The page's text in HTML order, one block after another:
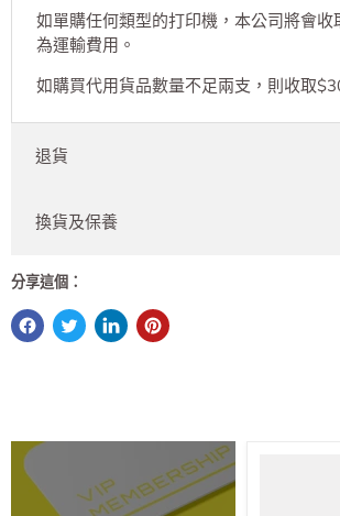
如單購任何類型的打印機，本公司將會
為運輸費用。
如購買代用貨品數量不足兩支，則收取
退貨
換貨及保養
分享這個：